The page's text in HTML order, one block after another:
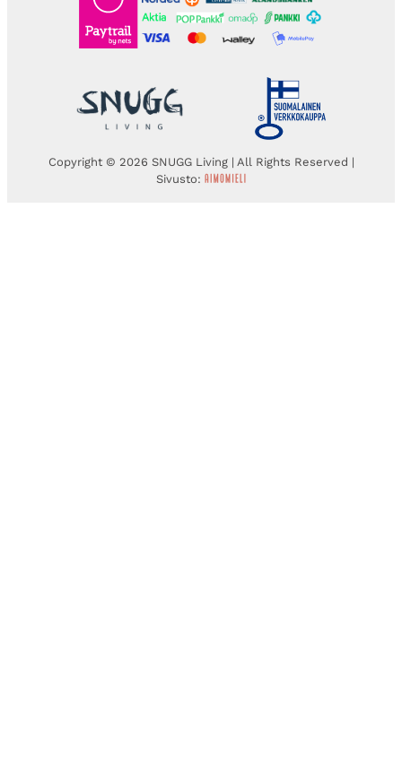
Copyright © 2026 SNUGG Living | All Rights Reserved |
Sivusto: